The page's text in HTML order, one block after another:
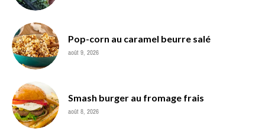
Pop-corn au caramel beurre salé
août 9, 2026
Smash burger au fromage frais
août 8, 2026